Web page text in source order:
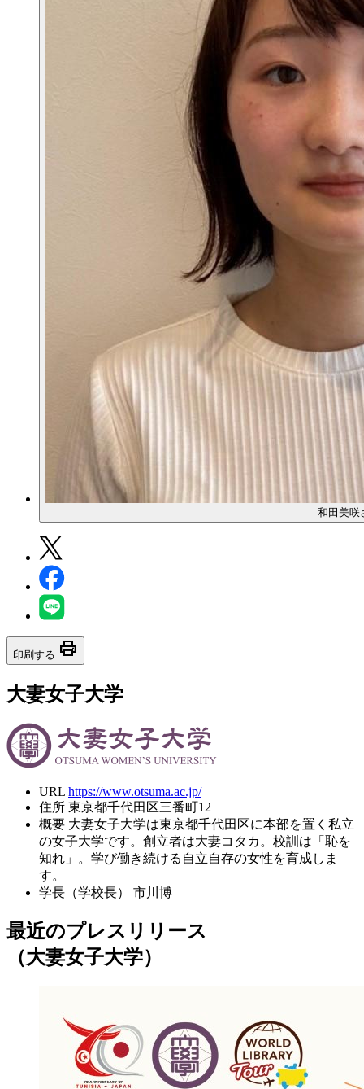
和田美咲
印刷する print
大妻女子大学
URL https://www.otsuma.ac.jp/
住所 東京都千代田区三番町12
概要 大妻女子大学は東京都千代田区に本部を置く私立
の女子大学です。創立者は大妻コタカ。校訓は「恥を
知れ」。学び働き続ける自立自存の女性を育成しま
す。
学長（学校長）
市川博
最近のプレスリリース
（大妻女子大学）